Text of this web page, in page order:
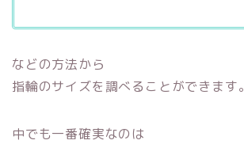
などの方法から
指輪のサイズを調べることができます。
中でも一番確実なのは